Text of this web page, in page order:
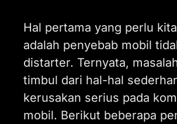
Hal pertama yang perlu
adalah penyebab mobil
distarter. Ternyata,
timbul dari hal-hal
kerusakan serius pada
mobil. Berikut beberapa